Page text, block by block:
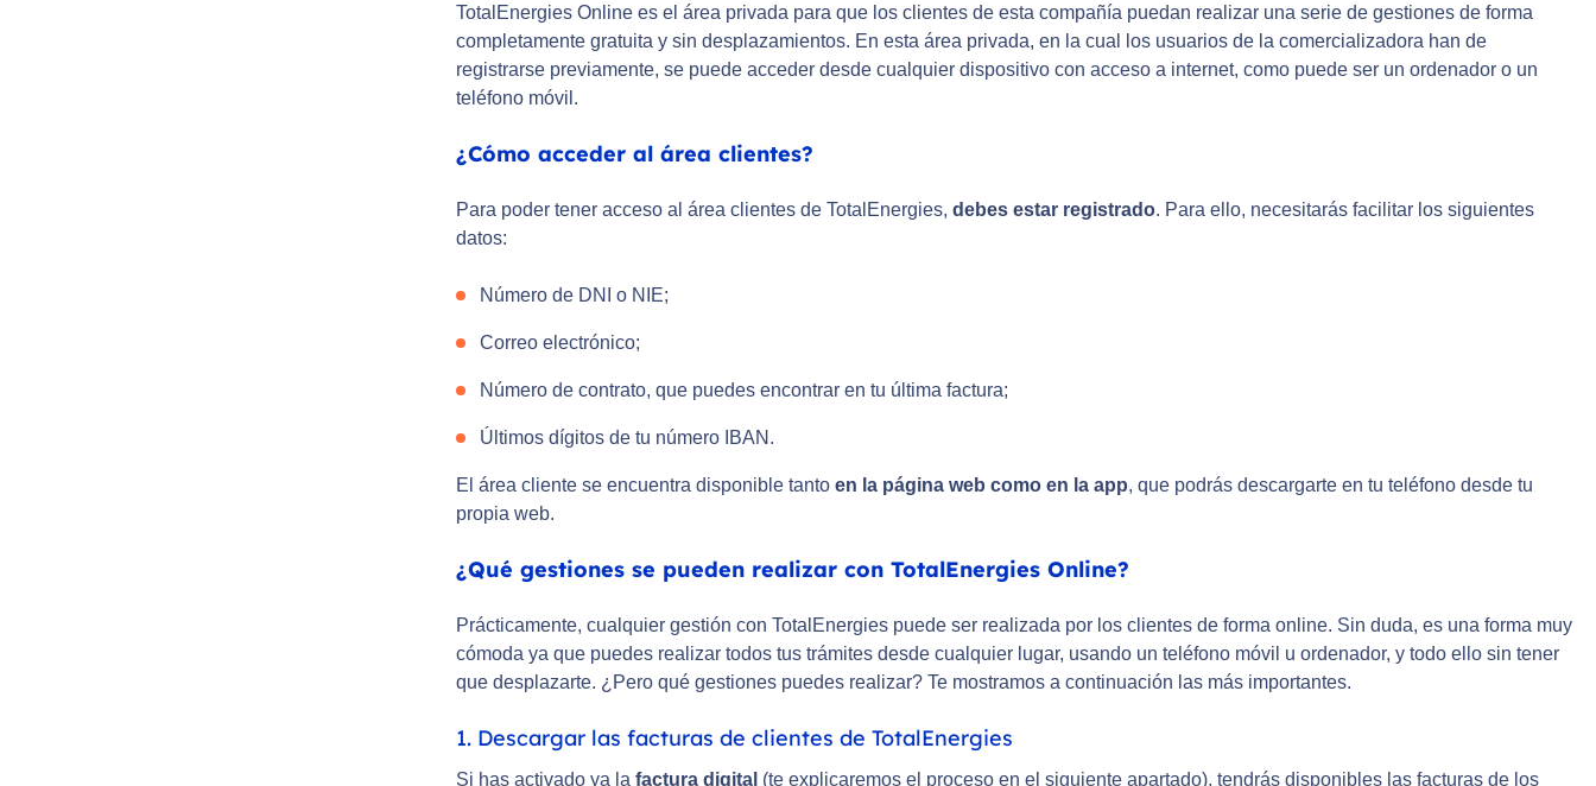
TotalEnergies Online es el área privada para que los clientes de esta compañía puedan realizar una serie de gestiones de forma
completamente gratuita y sin desplazamientos. En esta área privada, en la cual los usuarios de la comercializadora han de
registrarse previamente, se puede acceder desde cualquier dispositivo con acceso a internet, como puede ser un ordenador o un
teléfono móvil.
¿Cómo acceder al área clientes?
Para poder tener acceso al área clientes de TotalEnergies, debes estar registrado. Para ello, necesitarás facilitar los siguientes
datos:
Número de DNI o NIE;
Correo electrónico;
Número de contrato, que puedes encontrar en tu última factura;
Últimos dígitos de tu número IBAN.
El área cliente se encuentra disponible tanto en la página web como en la app, que podrás descargarte en tu teléfono desde tu
propia web.
¿Qué gestiones se pueden realizar con TotalEnergies Online?
Prácticamente, cualquier gestión con TotalEnergies puede ser realizada por los clientes de forma online. Sin duda, es una forma muy
cómoda ya que puedes realizar todos tus trámites desde cualquier lugar, usando un teléfono móvil u ordenador, y todo ello sin tener
que desplazarte. ¿Pero qué gestiones puedes realizar? Te mostramos a continuación las más importantes.
1. Descargar las facturas de clientes de TotalEnergies
Si has activado ya la factura digital (te explicaremos el proceso en el siguiente apartado), tendrás disponibles las facturas de los